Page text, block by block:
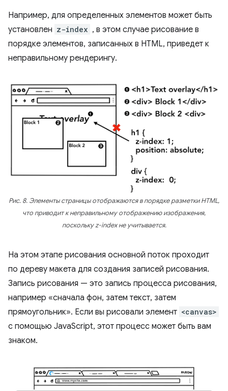
Например, для определенных элементов может быть
установлен z-index , в этом случае рисование в
порядке элементов, записанных в HTML, приведет к
неправильному рендерингу.
Рис. 8. Элементы страницы отображаются в порядке разметки HTML,
что приводит к неправильному отображению изображения,
поскольку z-index не учитывается.
На этом этапе рисования основной поток проходит
по дереву макета для создания записей рисования.
Запись рисования — это запись процесса рисования,
например «сначала фон, затем текст, затем
прямоугольник». Если вы рисовали элемент <canvas>
с помощью JavaScript, этот процесс может быть вам
знаком.